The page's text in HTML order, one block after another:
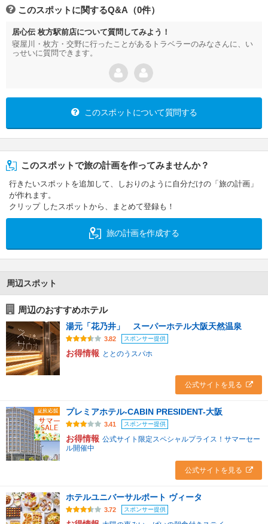
このスポットに関するQ&A（0件）
居心伝 枚方駅前店について質問してみよう！
寝屋川・枚方・交野に行ったことがあるトラベラーのみなさんに、い
っせいに質問できます。
このスポットについて質問する
このスポットで旅の計画を作ってみませんか？
行きたいスポットを追加して、しおりのように自分だけの「旅の計画」
が作れます。
クリップ したスポットから、まとめて登録も！
旅の計画を作成する
周辺スポット
周辺のおすすめホテル
湯元「花乃井」 スーパーホテル大阪天然温泉
3.82 スポンサー提供
お得情報 ととのうスパホ
公式サイトを見る
プレミアホテル-CABIN PRESIDENT-大阪
3.41 スポンサー提供
お得情報 公式サイト限定スペシャルプライス！サマーセー
ル開催中
公式サイトを見る
ホテルユニバーサルポート ヴィータ
3.72 スポンサー提供